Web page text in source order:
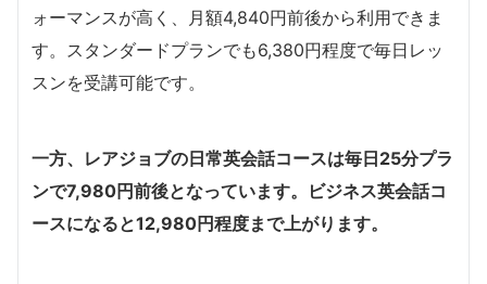
ォーマンスが高く、月額4,840円前後から利用できま
す。スタンダードプランでも6,380円程度で毎日レッ
スンを受講可能です。
一方、レアジョブの日常英会話コースは毎日25分プラ
ンで7,980円前後となっています。ビジネス英会話コ
ースになると12,980円程度まで上がります。